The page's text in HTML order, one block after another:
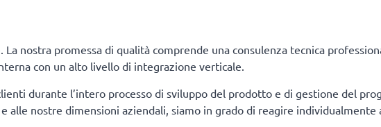
La nostra promessa di qualità comprende una consulenza tecnica
con un alto livello di integrazione verticale.
durante l’intero processo di sviluppo del prodotto e di gestione del
alle nostre dimensioni aziendali, siamo in grado di reagire individualmente